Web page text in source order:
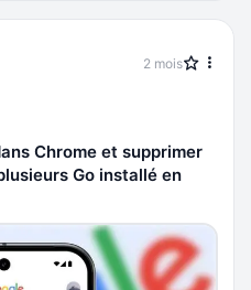
2 mois
Chrome et supprimer
Go installé en